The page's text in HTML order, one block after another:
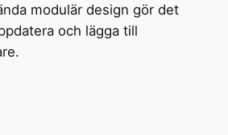
modulär design gör det
och lägga till